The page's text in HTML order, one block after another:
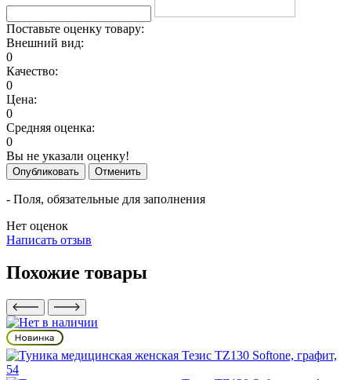
Поставьте оценку товару:
Внешний вид:
0
Качество:
0
Цена:
0
Средняя оценка:
0
Вы не указали оценку!
Опубликовать Отменить
- Поля, обязательные для заполнения
Нет оценок
Написать отзыв
Похожие товары